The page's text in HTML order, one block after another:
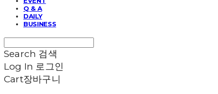
Q & A
DAILY
BUSINESS
Search 검색
Log In 로그인
Cart장바구니